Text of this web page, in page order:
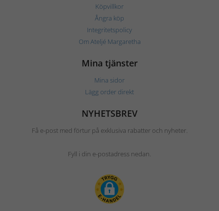
Köpvillkor
Ångra köp
Integritetspolicy
Om Ateljé Margaretha
Mina tjänster
Mina sidor
Lägg order direkt
NYHETSBREV
Få e-post med förtur på exklusiva rabatter och nyheter.
Fyll i din e-postadress nedan.